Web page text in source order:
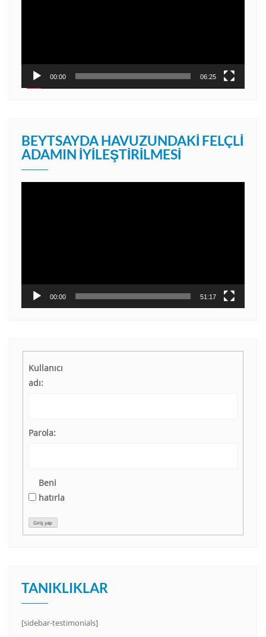
00:00 06:25
BEYTSAYDA HAVUZUNDAKI FELÇLI
ADAMIN İYILEŞTIRILMESI
00:00 51:17
Kullanıcı
adı:
Parola:
Beni
hatırla
Giriş yap
TANIKLIKLAR
[sidebar-testimonials]